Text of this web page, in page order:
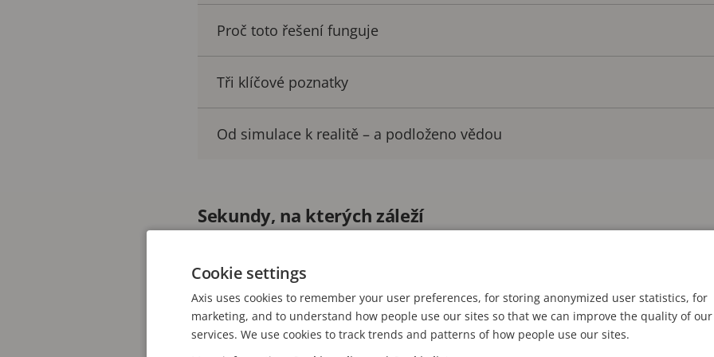
Proč toto řešení funguje
Tři klíčové poznatky
Od simulace k realitě – a podloženo vědou
Sekundy, na kterých záleží
zásadní jsou první vteřiny každého incidentu. Představte si situaci, kdy se v
prostoru – třeba na letišti nebo v obchodním centru – objeví ozbrojený
hraje roli každý nádech.
Cookie settings
Axis uses cookies to remember your user preferences, for storing anonymized user statistics, for
marketing, and to understand how people use our sites so that we can improve the quality of our
services. We use cookies to track trends and patterns of how people use our sites.